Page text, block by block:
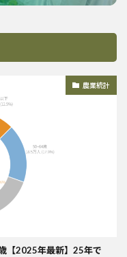
農業統計
【2025年最新】25年で